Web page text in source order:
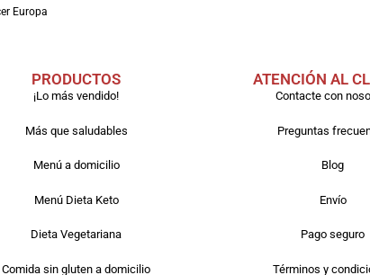
Europa
PRODUCTOS
¡Lo más vendido!
Más que saludables
Menú a domicilio
Menú Dieta Keto
Dieta Vegetariana
Comida sin gluten a domicilio
ATENCIÓN AL
Contacte con
Preguntas
Blog
Envío
Pago seguro
Términos y